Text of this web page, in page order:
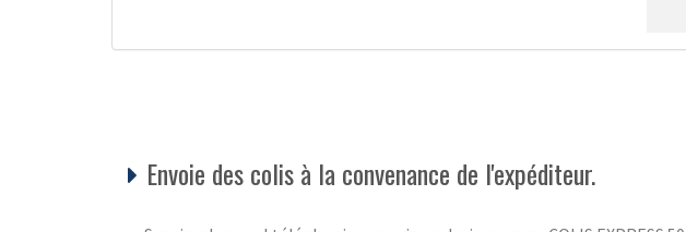
Envoie des colis à la convenance de l'expéditeur.